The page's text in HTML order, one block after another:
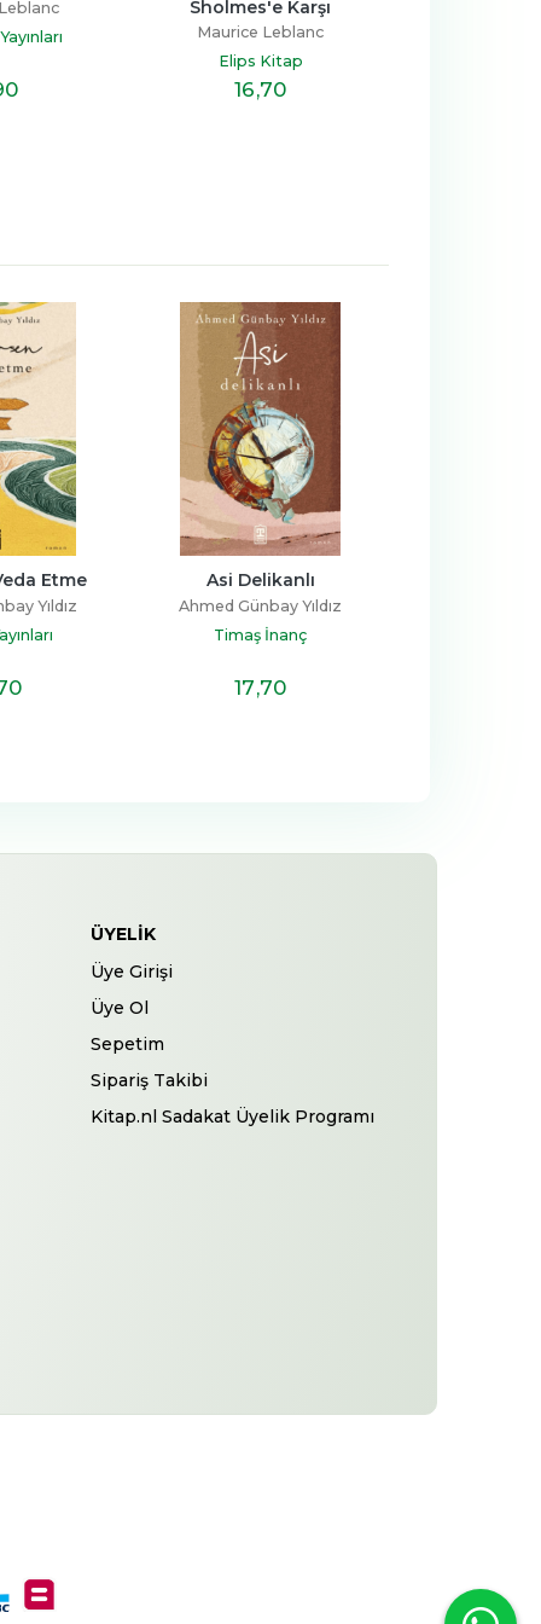
Sholmes'e Karşı
Maurice Leblanc
Elips Kitap
16,70
Etme
Yıldız
Asi Delikanlı
Ahmed Günbay Yıldız
Timaş İnanç
17,70
ÜYELIK
Üye Girişi
Üye Ol
Sepetim
Sipariş Takibi
Kitap.nl Sadakat Üyelik Programı